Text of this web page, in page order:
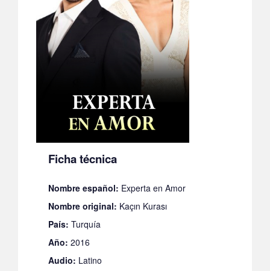
Ficha técnica
Nombre español: Experta en Amor
Nombre original: Kaçın Kurası
País: Turquía
Año: 2016
Audio: Latino